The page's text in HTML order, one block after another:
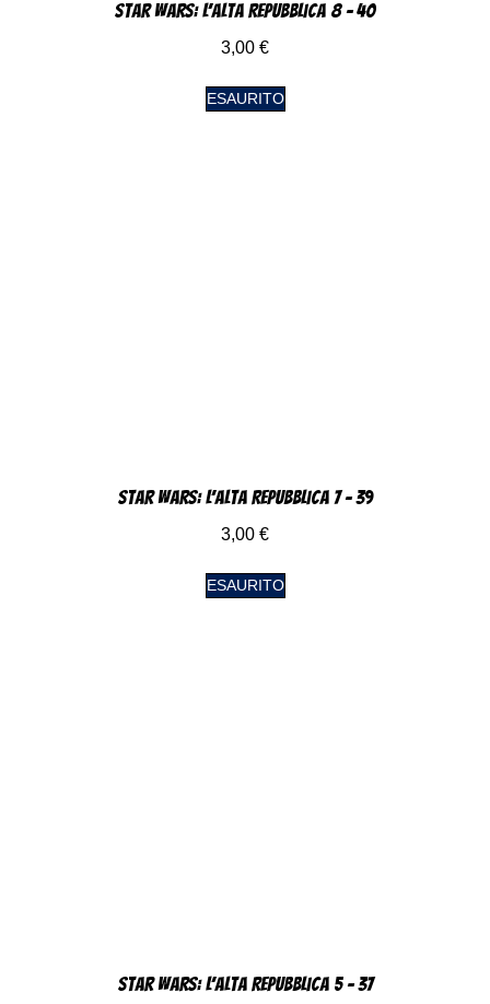
Star Wars: L’alta Repubblica 8 – 40
3,00 €
ESAURITO
Star Wars: L’alta Repubblica 7 – 39
3,00 €
ESAURITO
Star Wars: L’alta Repubblica 5 – 37